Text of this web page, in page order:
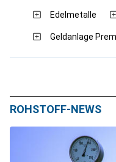
Edelmetalle
Geldanlage
ROHSTOFF-NEWS